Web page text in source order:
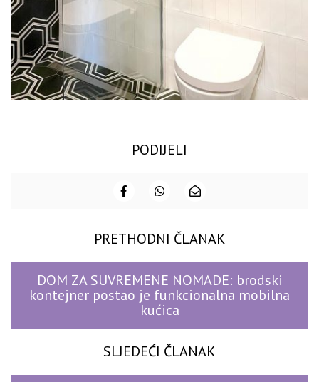
PODIJELI
PRETHODNI ČLANAK
DOM ZA SUVREMENE NOMADE: brodski
kontejner postao je funkcionalna mobilna
kućica
SLJEDEĆI ČLANAK